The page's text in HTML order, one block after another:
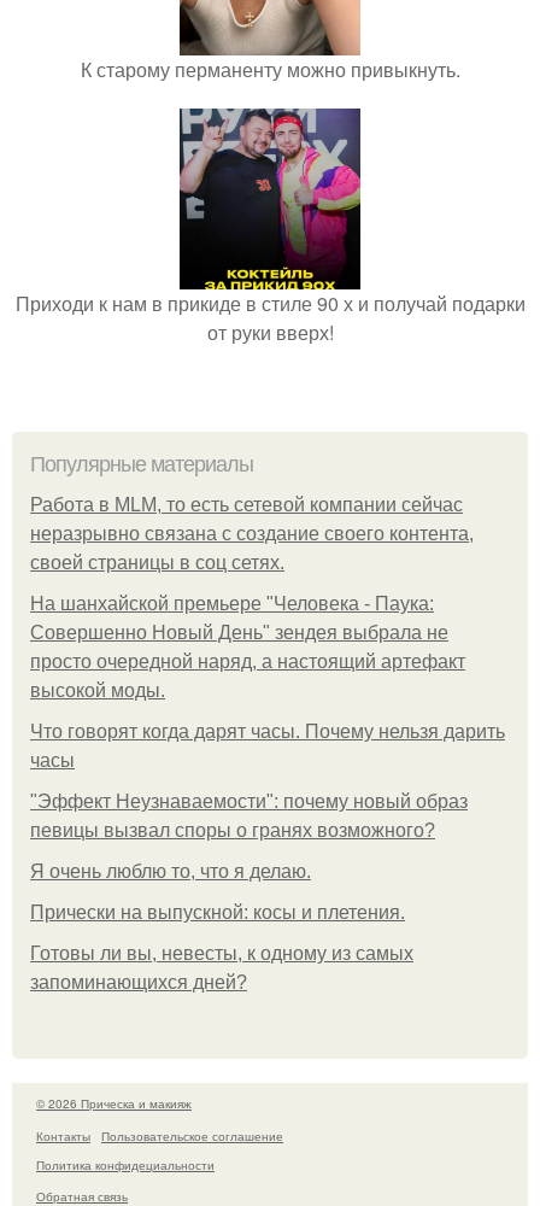
К старому перманенту можно привыкнуть.
Приходи к нам в прикиде в стиле 90 х и получай подарки
от руки вверх!
Популярные материалы
Работа в MLM, то есть сетевой компании сейчас
неразрывно связана с создание своего контента,
своей страницы в соц сетях.
На шанхайской премьере "Человека - Паука:
Совершенно Новый День" зендея выбрала не
просто очередной наряд, а настоящий артефакт
высокой моды.
Что говорят когда дарят часы. Почему нельзя дарить
часы
"Эффект Неузнаваемости": почему новый образ
певицы вызвал споры о гранях возможного?
Я очень люблю то, что я делаю.
Прически на выпускной: косы и плетения.
Готовы ли вы, невесты, к одному из самых
запоминающихся дней?
© 2026 Прическа и макияж
Контакты
Пользовательское соглашение
Политика конфидециальности
Обратная связь